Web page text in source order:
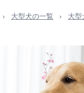
› 大型犬の一覧 › 大型